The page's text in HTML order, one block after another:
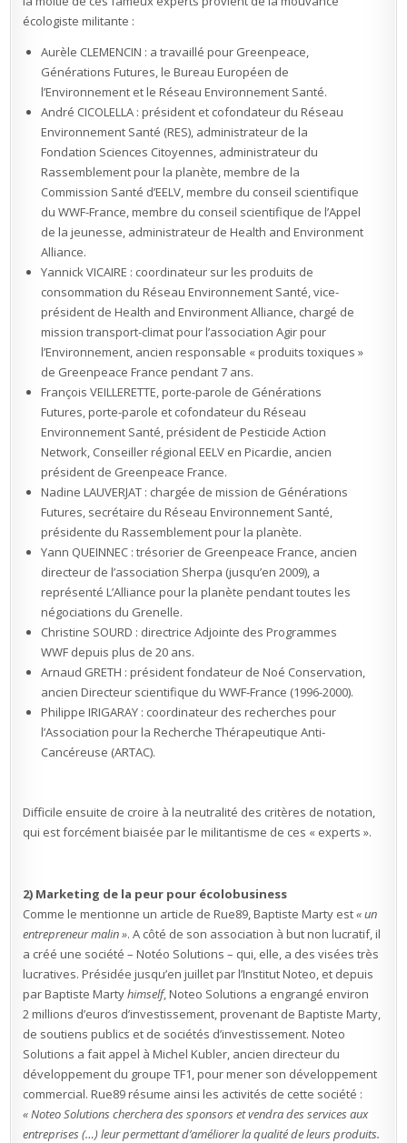
écologiste militante :
Aurèle CLEMENCIN : a travaillé pour Greenpeace,
Générations Futures, le Bureau Européen de
l’Environnement et le Réseau Environnement Santé.
André CICOLELLA : président et cofondateur du Réseau
Environnement Santé (RES), administrateur de la
Fondation Sciences Citoyennes, administrateur du
Rassemblement pour la planète, membre de la
Commission Santé d’EELV, membre du conseil scientifique
du WWF-France, membre du conseil scientifique de l’Appel
de la jeunesse, administrateur de Health and Environment
Alliance.
Yannick VICAIRE : coordinateur sur les produits de
consommation du Réseau Environnement Santé, vice-
président de Health and Environment Alliance, chargé de
mission transport-climat pour l’association Agir pour
l’Environnement, ancien responsable « produits toxiques »
de Greenpeace France pendant 7 ans.
François VEILLERETTE, porte-parole de Générations
Futures, porte-parole et cofondateur du Réseau
Environnement Santé, président de Pesticide Action
Network, Conseiller régional EELV en Picardie, ancien
président de Greenpeace France.
Nadine LAUVERJAT : chargée de mission de Générations
Futures, secrétaire du Réseau Environnement Santé,
présidente du Rassemblement pour la planète.
Yann QUEINNEC : trésorier de Greenpeace France, ancien
directeur de l’association Sherpa (jusqu’en 2009), a
représenté L’Alliance pour la planète pendant toutes les
négociations du Grenelle.
Christine SOURD : directrice Adjointe des Programmes
WWF depuis plus de 20 ans.
Arnaud GRETH : président fondateur de Noé Conservation,
ancien Directeur scientifique du WWF-France (1996-2000).
Philippe IRIGARAY : coordinateur des recherches pour
l’Association pour la Recherche Thérapeutique Anti-
Cancéreuse (ARTAC).
Difficile ensuite de croire à la neutralité des critères de notation,
qui est forcément biaisée par le militantisme de ces « experts ».
2) Marketing de la peur pour écolobusiness
Comme le mentionne un article de Rue89, Baptiste Marty est« un
entrepreneur malin ». A côté de son association à but non lucratif, il
a créé une société – Notéo Solutions – qui, elle, a des visées très
lucratives. Présidée jusqu’en juillet par l’Institut Noteo, et depuis
par Baptiste Martyhimself, Noteo Solutions a engrangé environ
2 millions d’euros d’investissement, provenant de Baptiste Marty,
de soutiens publics et de sociétés d’investissement. Noteo
Solutions a fait appel à Michel Kubler, ancien directeur du
développement du groupe TF1, pour mener son développement
commercial. Rue89 résume ainsi les activités de cette société :
« Noteo Solutions cherchera des sponsors et vendra des services aux
entreprises (…) leur permettant d’améliorer la qualité de leurs produits.